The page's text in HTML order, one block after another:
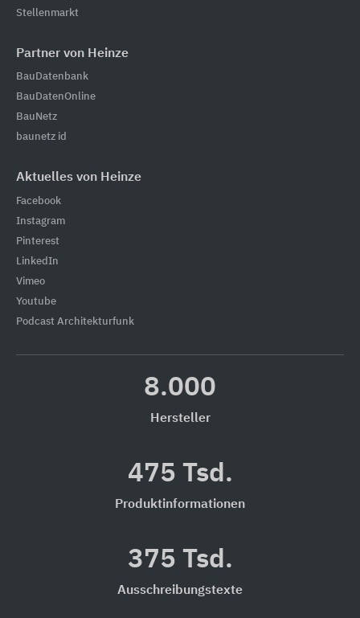
Stellenmarkt
Partner von Heinze
BauDatenbank
BauDatenOnline
BauNetz
baunetz id
Aktuelles von Heinze
Facebook
Instagram
Pinterest
LinkedIn
Vimeo
Youtube
Podcast Architekturfunk
8.000
Hersteller
475 Tsd.
Produktinformationen
375 Tsd.
Ausschreibungstexte